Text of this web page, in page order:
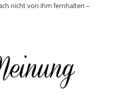
nicht von ihm fernhalten –